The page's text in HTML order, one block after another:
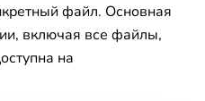
файл. Основная
включая все файлы,
на